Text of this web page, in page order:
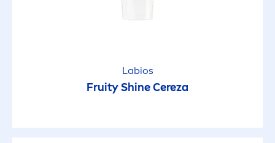
Labios
FruityShineCereza